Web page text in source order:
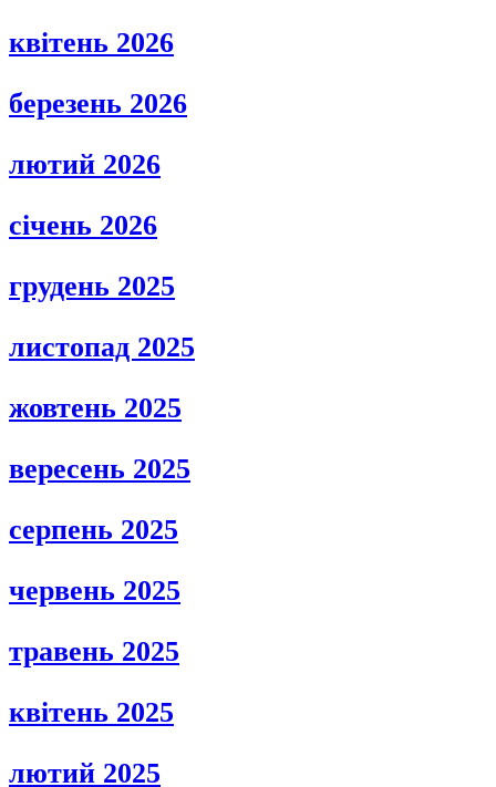
квітень 2026
березень 2026
лютий 2026
січень 2026
грудень 2025
листопад 2025
жовтень 2025
вересень 2025
серпень 2025
червень 2025
травень 2025
квітень 2025
лютий 2025